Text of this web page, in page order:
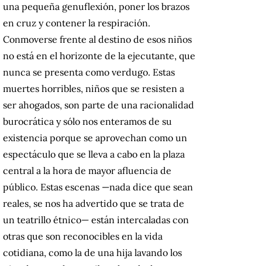
una pequeña genuflexión, poner los brazos
en cruz y contener la respiración.
Conmoverse frente al destino de esos niños
no está en el horizonte de la ejecutante, que
nunca se presenta como verdugo. Estas
muertes horribles, niños que se resisten a
ser ahogados, son parte de una racionalidad
burocrática y sólo nos enteramos de su
existencia porque se aprovechan como un
espectáculo que se lleva a cabo en la plaza
central a la hora de mayor afluencia de
público. Estas escenas —nada dice que sean
reales, se nos ha advertido que se trata de
un teatrillo étnico— están intercaladas con
otras que son reconocibles en la vida
cotidiana, como la de una hija lavando los